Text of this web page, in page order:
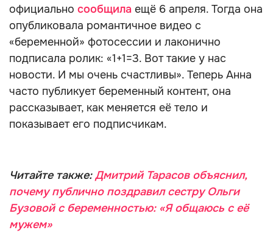
официально сообщила ещё 6 апреля. Тогда она
опубликовала романтичное видео с
«беременной» фотосессии и лаконично
подписала ролик: «1+1=3. Вот такие у нас
новости. И мы очень счастливы». Теперь Анна
часто публикует беременный контент, она
рассказывает, как меняется её тело и
показывает его подписчикам.
Читайте также:Дмитрий Тарасов объяснил,
почему публично поздравил сестру Ольги
Бузовой с беременностью: «Я общаюсь с её
мужем»